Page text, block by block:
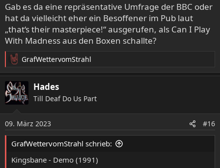
Gab es da eine repräsentative Umfrage der BBC oder
hat da vielleicht eher ein Besoffener im Pub laut
„that‘s their masterpiece!“ ausgerufen, als Can I Play
With Madness aus den Boxen schallte?
R
e
a
k
t
n
e
n
GrafWettervomStrahl
Hades
Till Deaf Do Us Part
09. März 2023 #16
GrafWettervomStrahl schrieb:
Kingsbane - Demo (1991)